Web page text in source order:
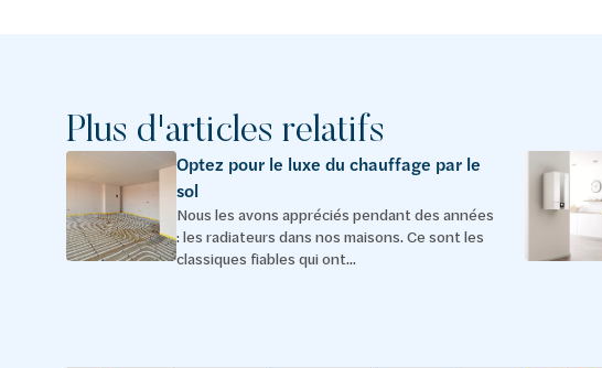
Plus d'articles relatifs
Optez pour le luxe du chauffage par le
sol
Nous les avons appréciés pendant des années
: les radiateurs dans nos maisons. Ce sont les
classiques fiables qui ont...